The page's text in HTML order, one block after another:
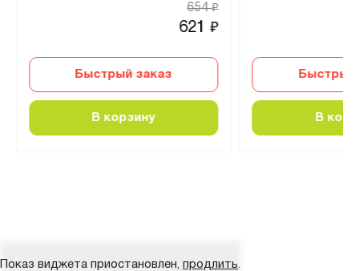
621₽
654₽
Быстрый заказ
В корзину
Быстрый
В
Показ виджета приостановлен, продлить.